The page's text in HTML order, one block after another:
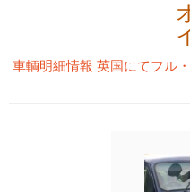
車輌明細情報 英国にてフル